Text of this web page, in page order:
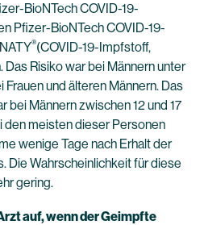
BioNTech COVID-19-
Pfizer-BioNTech COVID-19-
®(COVID-19-Impfstoff,
Das Risiko war bei Männern unter
und älteren Männern. Das
bei Männern zwischen 12 und 17
den meisten dieser Personen
wenige Tage nach Erhalt der
Die Wahrscheinlichkeit für diese
gering.
auf, wenn der Geimpfte